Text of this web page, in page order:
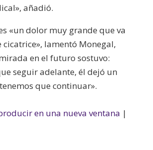
añadió.
«un dolor muy grande que va
cicatrice», lamentó Monegal,
en el futuro sostuvo:
seguir adelante, él dejó un
que continuar».
en una nueva ventana |